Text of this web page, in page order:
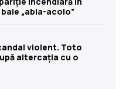
„abia-acolo”
violent. Toto
altercația cu o